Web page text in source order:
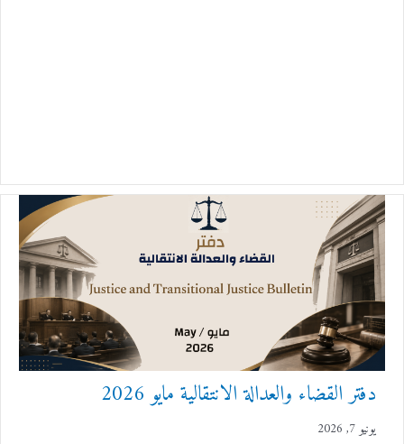
دفتر القضاء والعدالة الانتقالية مايو 2026
يونيو 7, 2026